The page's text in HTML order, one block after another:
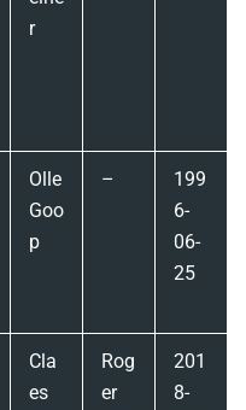
r
Olle
Goo
p
–
199
6-
06-
25
Cla
es
Rog
er
201
8-